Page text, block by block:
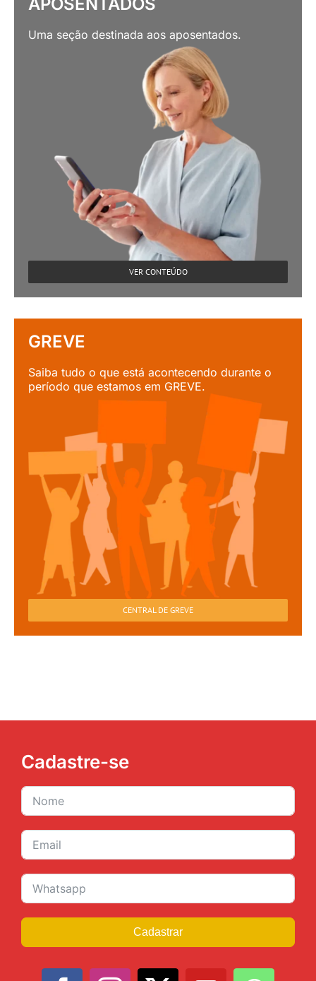
Uma seção destinada aos aposentados.
VER CONTEÚDO
GREVE
Saiba tudo o que está acontecendo durante o
período que estamos em GREVE.
CENTRAL DE GREVE
Cadastre-se
Cadastrar